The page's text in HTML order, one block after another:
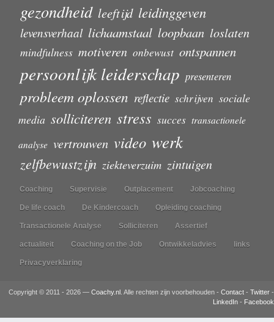
gezondheid leeftijd leidinggeven
levensverhaal lichaamstaal loopbaan loslaten
mindfulness motiveren onbewust ontspannen
persoonlijk leiderschap presenteren
probleem oplossen reflectie schrijven sociale
media solliciteren stress succes transactionele
analyse vertrouwen video werk
zelfbewustzijn ziekteverzuim zintuigen
Coaching Supervisie Outplacement Jobcoaching
De life coach De Kindercoach Opleiding coaching
Transactionele Analyse Solliciteren Assertief
actualiteit Coaching on the Job Ontwikkeladvies links
Privacyverklaring
Copyright © 2011 - 2026 — Coachy.nl . Alle rechten zijn voorbehouden - Contact - Twitter -
LinkedIn - Facebook